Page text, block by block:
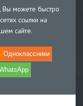
Вы можете быстро
ссылки на
сайте.
Одноклассники